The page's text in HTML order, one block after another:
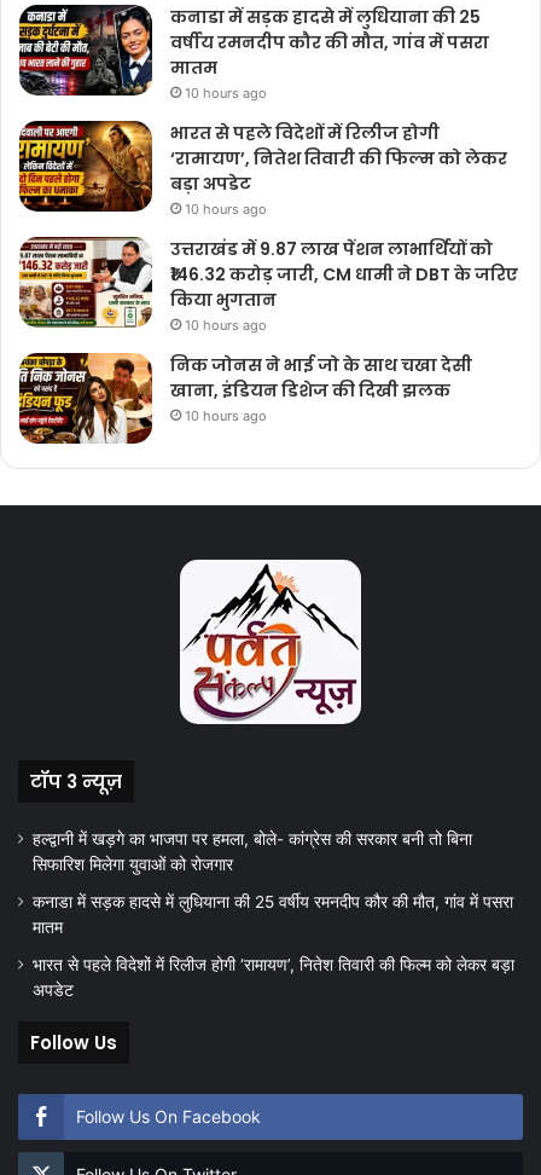
कनाडा में सड़क हादसे में लुधियाना की 25
वर्षीय रमनदीप कौर की मौत, गांव में पसरा
मातम
10 hours ago
भारत से पहले विदेशों में रिलीज होगी
‘रामायण’, नितेश तिवारी की फिल्म को लेकर
बड़ा अपडेट
10 hours ago
उत्तराखंड में 9.87 लाख पेंशन लाभार्थियों को
₹146.32 करोड़ जारी, CM धामी ने DBT के जरिए
किया भुगतान
10 hours ago
निक जोनस ने भाई जो के साथ चखा देसी
खाना, इंडियन डिशेज की दिखी झलक
10 hours ago
टॉप 3 न्यूज़
हल्द्वानी में खड़गे का भाजपा पर हमला, बोले- कांग्रेस की सरकार बनी तो बिना
सिफारिश मिलेगा युवाओं को रोजगार
कनाडा में सड़क हादसे में लुधियाना की 25 वर्षीय रमनदीप कौर की मौत, गांव में पसरा
मातम
भारत से पहले विदेशों में रिलीज होगी ‘रामायण’, नितेश तिवारी की फिल्म को लेकर बड़ा
अपडेट
Follow Us
Follow Us On Facebook